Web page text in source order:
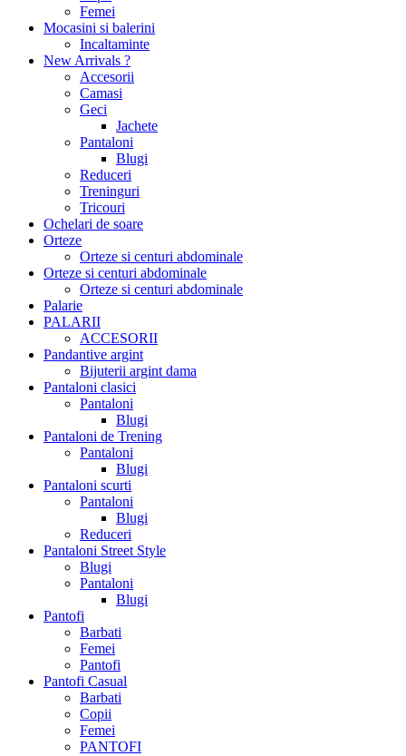
Femei
Mocasini si balerini
Incaltaminte
New Arrivals ?
Accesorii
Camasi
Geci
Jachete
Pantaloni
Blugi
Reduceri
Treninguri
Tricouri
Ochelari de soare
Orteze
Orteze si centuri abdominale
Orteze si centuri abdominale
Orteze si centuri abdominale
Palarie
PALARII
ACCESORII
Pandantive argint
Bijuterii argint dama
Pantaloni clasici
Pantaloni
Blugi
Pantaloni de Trening
Pantaloni
Blugi
Pantaloni scurti
Pantaloni
Blugi
Reduceri
Pantaloni Street Style
Blugi
Pantaloni
Blugi
Pantofi
Barbati
Femei
Pantofi
Pantofi Casual
Barbati
Copii
Femei
PANTOFI